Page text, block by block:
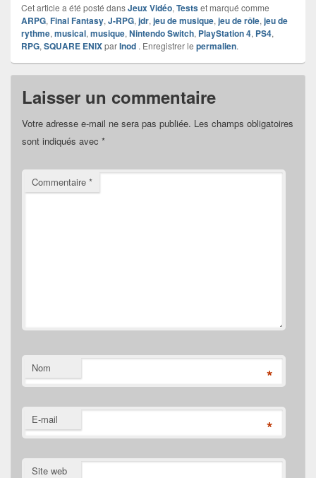
Cet article a été posté dansJeux Vidéo, Testset marqué comme
ARPG, Final Fantasy, J-RPG, jdr, jeu de musique, jeu de rôle, jeu de
rythme, musical, musique, Nintendo Switch, PlayStation 4, PS4,
RPG, SQUARE ENIXparInod . Enregistrer le permalien.
Laisser un commentaire
Votre adresse e-mail ne sera pas publiée. Les champs obligatoires
sont indiqués avec *
Commentaire *
Nom *
E-mail *
Site web